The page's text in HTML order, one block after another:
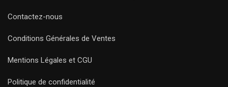
Contactez-nous
Conditions Générales de Ventes
Mentions Légales et CGU
Politique de confidentialité